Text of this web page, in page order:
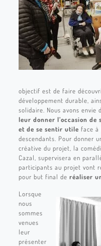
objectif est de faire
développement durable,
solidaire. Nous avons envie
leur donner l’occasion de
et de se sentir utile face à
descendants. Pour donner
créative du projet, la
Cazal, supervisera en
participants au projet vont
pour but final de réaliser
Lorsque
nous
sommes
venues
leur
présenter